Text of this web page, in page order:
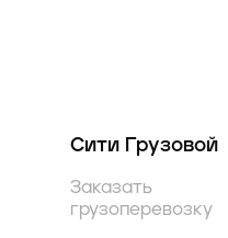
Сити Грузовой
Заказать
грузоперевозку